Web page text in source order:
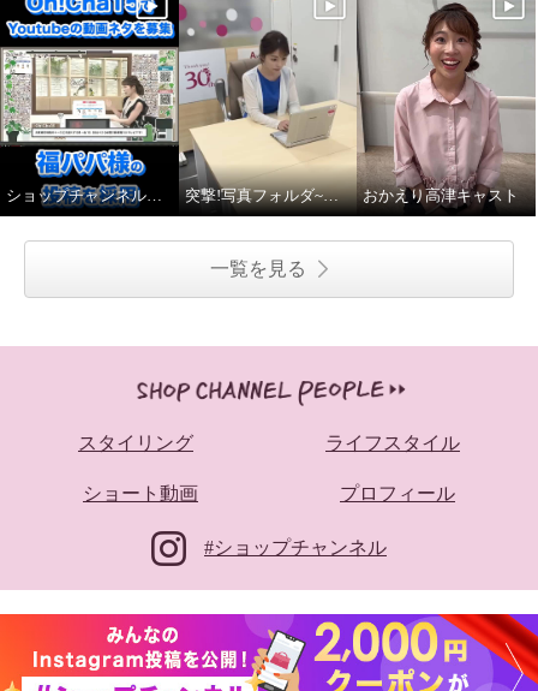
突撃!写真フォルダ~高津キャスト篇~ おかえり高津キャスト
一覧を見る
スタイリング ライフスタイル
ショート動画 プロフィール
#ショップチャンネル